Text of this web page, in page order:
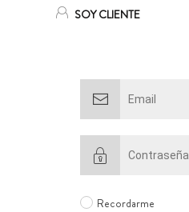
SOY CLIENTE
Recordarme